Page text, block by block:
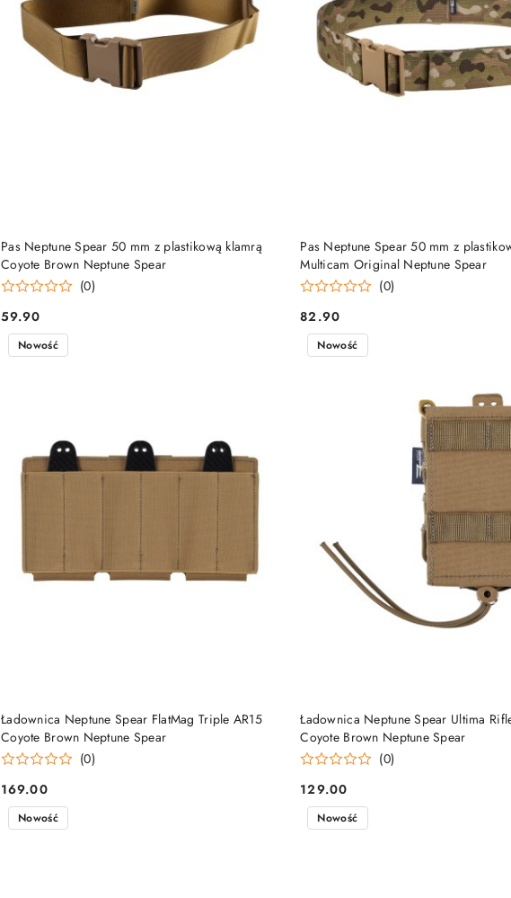
Pas Neptune Spear 50 mm z plastikową klamrą
Coyote Brown Neptune Spear
(0)
Cena:
59.90
DO KOSZYKA
Pas Neptune Spear 50 mm z
Multicam Original Neptune Spear
(0)
Cena:
82.90
DO KOSZYKA
Ładownica Neptune Spear FlatMag Triple AR15
Coyote Brown Neptune Spear
(0)
Cena:
169.00
Nowość
DO KOSZYKA
Ładownica Neptune Spear Ultima
Coyote Brown Neptune Spear
(0)
Cena:
129.00
Nowość
DO KOSZYKA
Nowość Nowość